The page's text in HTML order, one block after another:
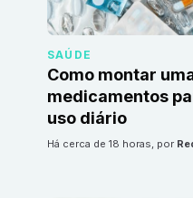
SAÚDE
Como montar
medicamentos
uso diário
há cerca de 18 horas, por